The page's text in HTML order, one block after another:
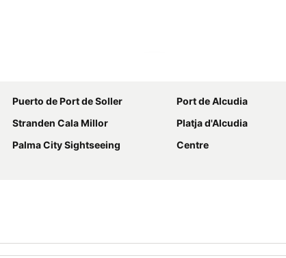
Puerto de Port de Soller
Port de Alcudia
Stranden Cala Millor
Platja d'Alcudia
Palma City Sightseeing
Centre